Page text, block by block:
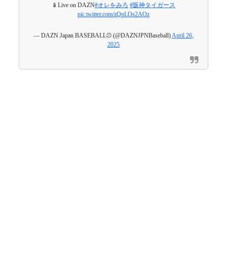
📱Live on DAZN#オレをみろ #阪神タイガース
pic.twitter.com/zQpLOs2AOz
— DAZN Japan BASEBALL⚾️ (@DAZNJPNBaseball)April 26,
2025